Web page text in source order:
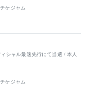
ケジャム
シャル最速先行にて当選 / 本人
ケジャム